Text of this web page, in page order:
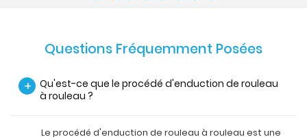
Questions Fréquemment Posées
+
Qu'est-ce que le procédé d'enduction de rouleau
à rouleau ?
Le procédé d'enduction de rouleau à rouleau est une